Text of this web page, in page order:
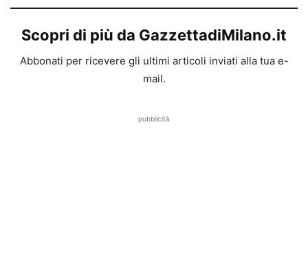
Scopri di più da GazzettadiMilano.it
Abbonati per ricevere gli ultimi articoli inviati alla tua e-
mail.
pubblicità